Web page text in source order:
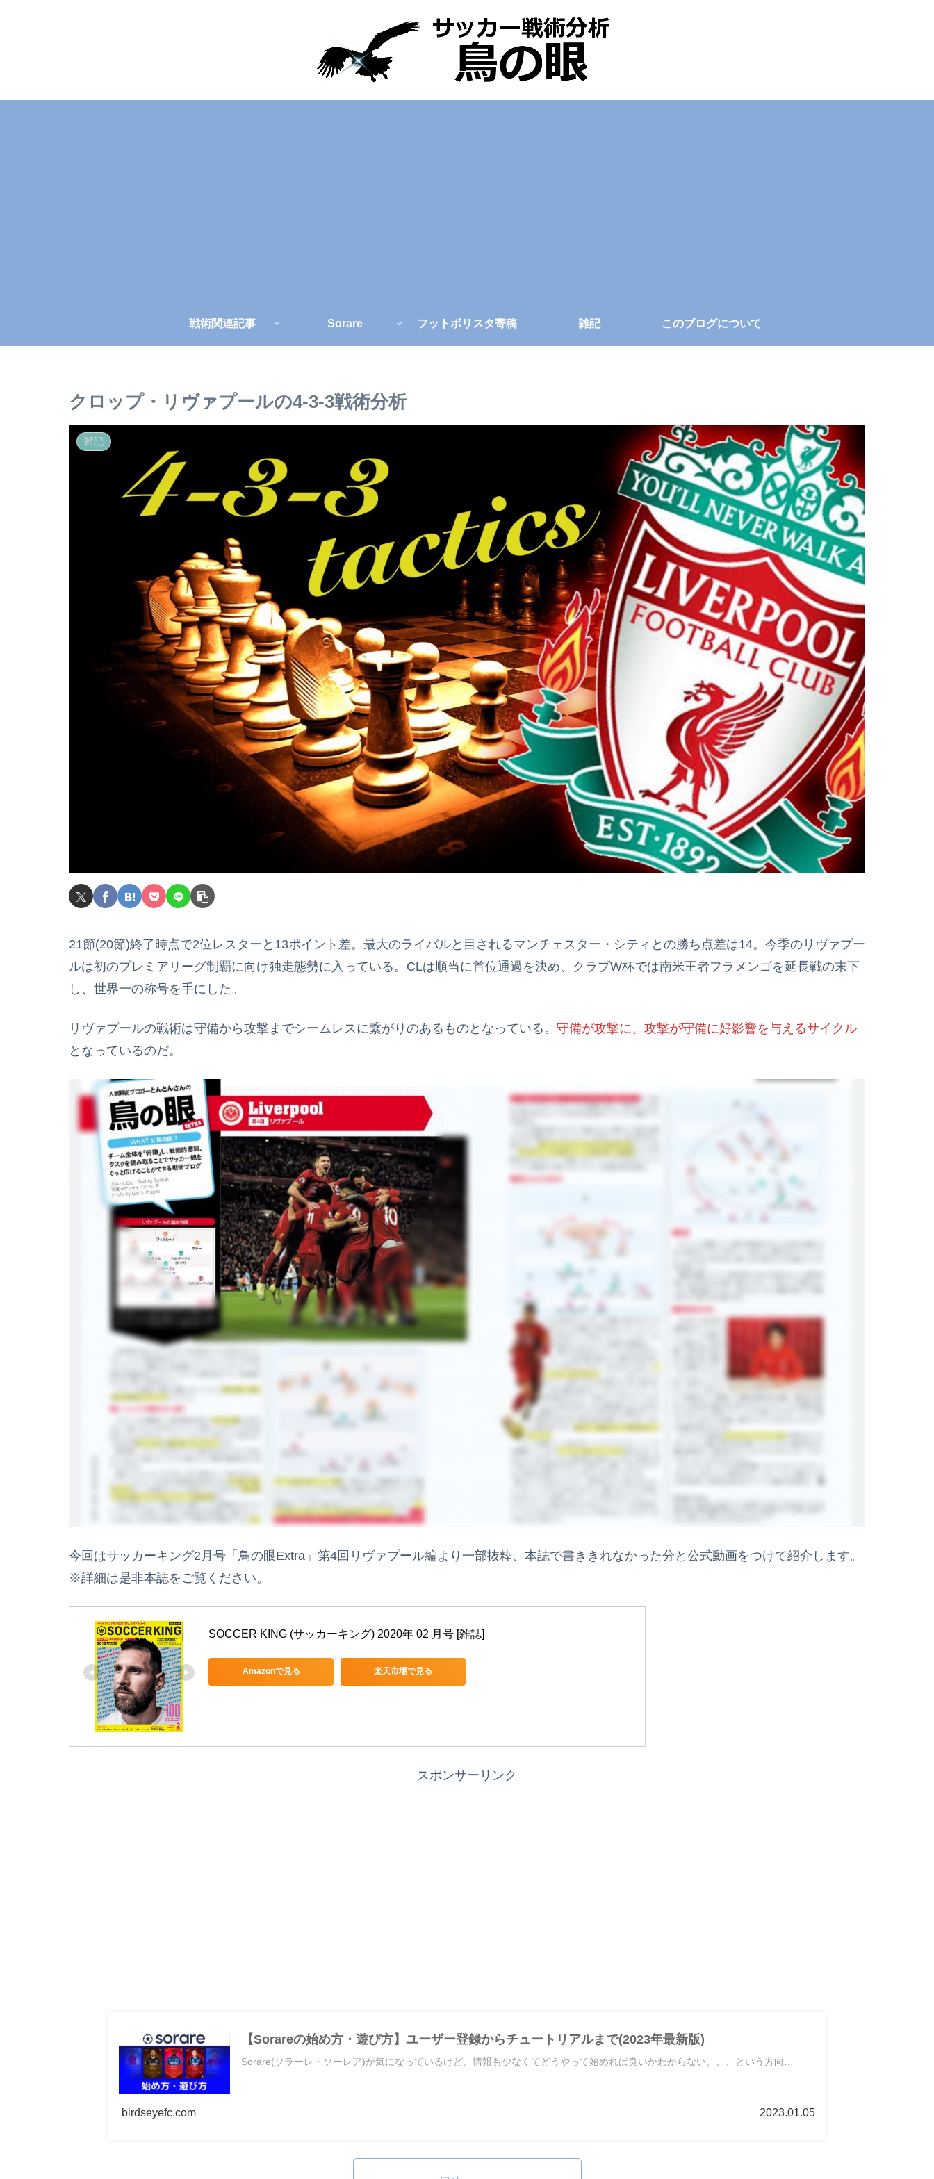
戦術関連記事 Sorare フットボリスタ寄稿 雑記 このブログについて
クロップ・リヴァプールの4-3-3戦術分析
雑記
21節(20節)終了時点で2位レスターと13ポイント差。最大のライバルと目されるマンチェスター・シティとの勝ち点差は14。今季のリヴァプー
ルは初のプレミアリーグ制覇に向け独走態勢に入っている。CLは順当に首位通過を決め、クラブW杯では南米王者フラメンゴを延長戦の末下
し、世界一の称号を手にした。
リヴァプールの戦術は守備から攻撃までシームレスに繋がりのあるものとなっている。 守備が攻撃に、攻撃が守備に好影響を与えるサイクル
となっているのだ。
今回はサッカーキング2月号「鳥の眼Extra」第4回リヴァプール編より一部抜粋、本誌で書ききれなかった分と公式動画をつけて紹介します。
※詳細は是非本誌をご覧ください。
SOCCER KING (サッカーキング) 2020年 02 月号 [雑誌]
Amazonで見る 楽天市場で見る
スポンサーリンク
【Sorareの始め方・遊び方】ユーザー登録からチュートリアルまで(2023年最新版)
Sorare(ソラーレ・ソーレア)が気になっているけど、情報も少なくてどうやって始めれば良いかわからない、、、という方向…
birdseyefc.com 2023.01.05